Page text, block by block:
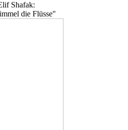
Shafak:
die Flüsse"